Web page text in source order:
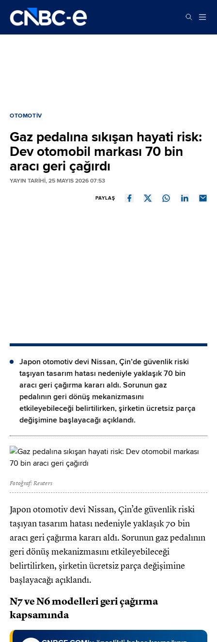
OTOMOTIV
Gaz pedalına sıkışan hayati risk:
Dev otomobil markası 70 bin
aracı geri çağırdı
YAYIN TARİHİ, 25 MAYIS 2026 07:53
PAYLAŞ
Japon otomotiv devi Nissan, Çin’de güvenlik riski
taşıyan tasarım hatası nedeniyle yaklaşık 70 bin
aracı geri çağırma kararı aldı. Sorunun gaz
pedalının geri dönüş mekanizmasını
etkileyebileceği belirtilirken, şirketin ücretsiz parça
değişimine başlayacağı açıklandı.
Fotoğraf: Reuters
Japon otomotiv devi Nissan, Çin’de güvenlik riski
taşıyan tasarım hatası nedeniyle yaklaşık 70 bin
aracı geri çağırma kararı aldı. Sorunun gaz pedalının
geri dönüş mekanizmasını etkileyebileceği
belirtilirken, şirketin ücretsiz parça değişimine
başlayacağı açıklandı.
N7 ve N6 modelleri geri çağırma
kapsamında